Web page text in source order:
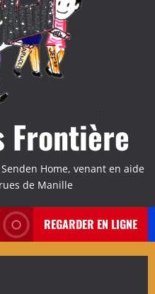
Frontière
Home, venant en aide
de Manille
REGARDER EN LIGNE